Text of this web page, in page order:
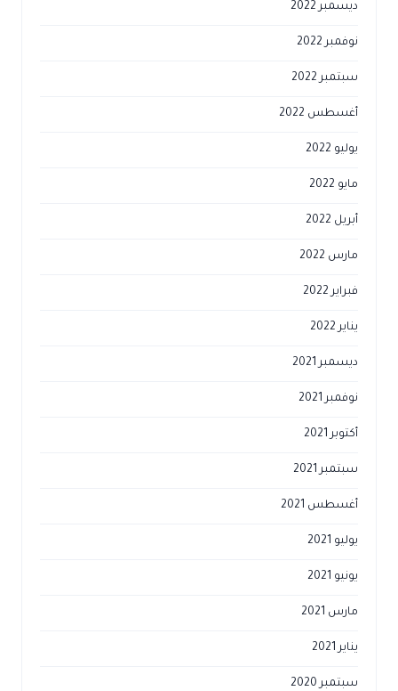
ديسمبر 2022
نوفمبر 2022
سبتمبر 2022
أغسطس 2022
يوليو 2022
مايو 2022
أبريل 2022
مارس 2022
فبراير 2022
يناير 2022
ديسمبر 2021
نوفمبر 2021
أكتوبر 2021
سبتمبر 2021
أغسطس 2021
يوليو 2021
يونيو 2021
مارس 2021
يناير 2021
سبتمبر 2020